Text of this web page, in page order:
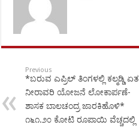
Previous
*ಬರುವ ಎಪ್ರಿಲ್ ತಿಂಗಳಲ್ಲಿ ಕಲ್ಮಡ್ಡಿ ಏತ
ನೀರಾವರಿ ಯೋಜನೆ ಲೋಕಾರ್ಪಣೆ-
ಶಾಸಕ ಬಾಲಚಂದ್ರ ಜಾರಕಿಹೊಳಿ*
೧೬೧.೨೦ ಕೋಟಿ ರೂಪಾಯಿ ವೆಚ್ಚದಲ್ಲಿ